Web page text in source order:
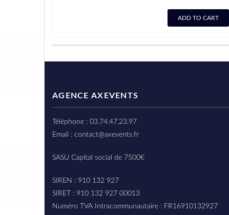
ADD TO CART
AGENCE AXEVENTS
Téléphone : 03.74.47.23.97
Email : contact@axevents.fr
SASU Capital social de 7500€
SIREN : 910 132 927
SIRET : 910 132 927 00013
Numéro TVA Intracommunautaire : FR16910132927